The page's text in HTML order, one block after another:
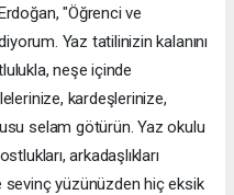
"Öğrenci ve
Yaz tatilinizin kalanını
neşe içinde
kardeşlerinize,
selam götürün. Yaz okulu
arkadaşlıkları
yüzünüzden hiç eksik